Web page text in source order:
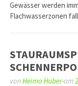
Gewässer werden
Flachwasserzonen
von Heimo Huber-am